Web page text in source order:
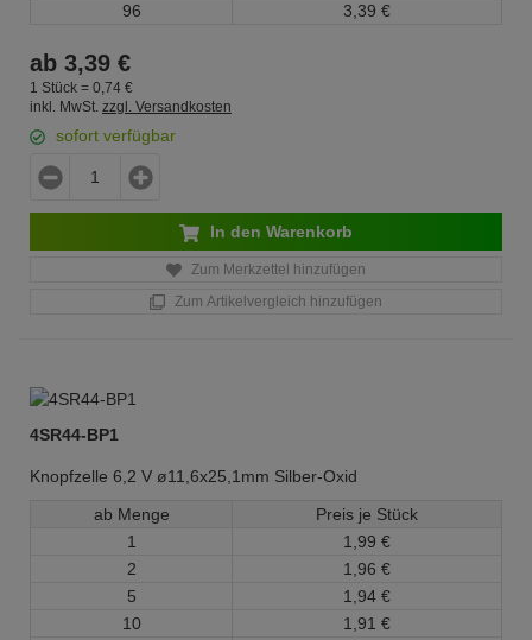
96
3, 39 €
ab 3,39 €
1 Stück = 0, 74 €
inkl. MwSt. zzgl. Versandkosten
sofort verfügbar
In den Warenkorb
Zum Merkzettel hinzufügen
Zum Artikelvergleich hinzufügen
4SR44-BP1
Knopfzelle 6,2 V ø11,6x25,1mm Silber-Oxid
ab Menge
Preis je Stück
1
1, 99 €
2
1, 96 €
5
1, 94 €
10
1, 91 €